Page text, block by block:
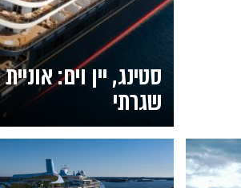
סטינג, יין וים:
שגרתי